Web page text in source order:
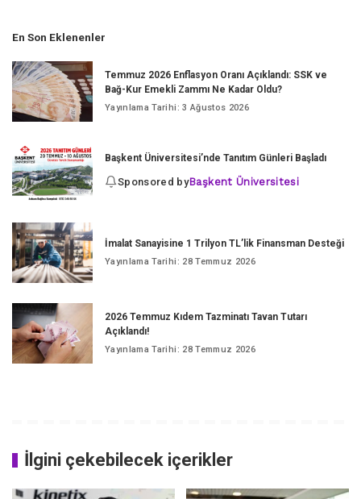
En Son Eklenenler
Temmuz 2026 Enflasyon Oranı Açıklandı: SSK ve
Bağ-Kur Emekli Zammı Ne Kadar Oldu?
Yayınlama Tarihi: 3 Ağustos 2026
Başkent Üniversitesi’nde Tanıtım Günleri Başladı
Sponsored byBaşkent Üniversitesi
İmalat Sanayisine 1 Trilyon TL’lik Finansman Desteği
Yayınlama Tarihi: 28 Temmuz 2026
2026 Temmuz Kıdem Tazminatı Tavan Tutarı
Açıklandı!
Yayınlama Tarihi: 28 Temmuz 2026
İlgini çekebilecek içerikler